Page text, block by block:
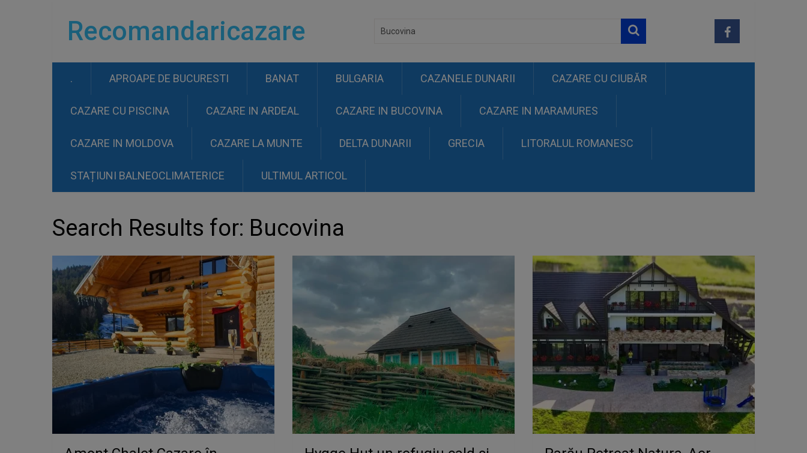
Recomandaricazare
. APROAPE DE BUCURESTI BANAT BULGARIA CAZANELE DUNARII CAZARE CU CIUBĂR
CAZARE CU PISCINA CAZARE IN ARDEAL CAZARE IN BUCOVINA CAZARE IN MARAMURES
CAZARE IN MOLDOVA CAZARE LA MUNTE DELTA DUNARII GRECIA LITORALUL ROMANESC
STAȚIUNI BALNEOCLIMATERICE ULTIMUL ARTICOL
Search Results for: Bucovina